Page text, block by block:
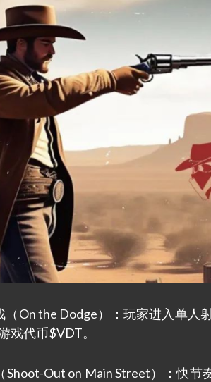
（On the Dodge）：玩家进入单人
戏代币$VDT。
Shoot-Out on Main Street）：快